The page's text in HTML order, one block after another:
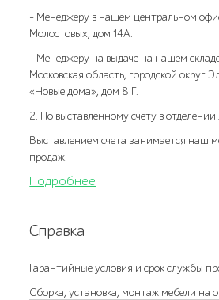
- Менеджеру в нашем центральном
Молостовых, дом 14А.
- Менеджеру на выдаче на нашем
Московская область, городской округ
«Новые дома», дом 8 Г.
2. По выставленному счету в
Выставлением счета занимается наш
продаж.
Подробнее
Справка
Гарантийные условия и срок службы
Сборка, установка, монтаж мебели на